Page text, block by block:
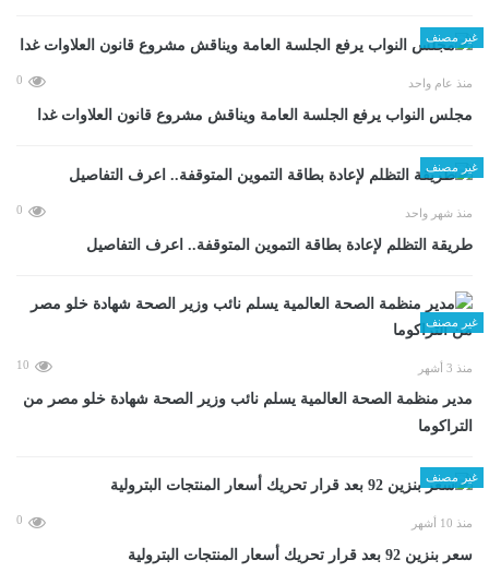
غير مصنف
منذ عام واحد 0
مجلس النواب يرفع الجلسة العامة ويناقش مشروع قانون العلاوات غدا
غير مصنف
منذ شهر واحد 0
طريقة التظلم لإعادة بطاقة التموين المتوقفة.. اعرف التفاصيل
غير مصنف
منذ 3 أشهر 10
مدير منظمة الصحة العالمية يسلم نائب وزير الصحة شهادة خلو مصر من
التراكوما
غير مصنف
منذ 10 أشهر 0
سعر بنزين 92 بعد قرار تحريك أسعار المنتجات البترولية